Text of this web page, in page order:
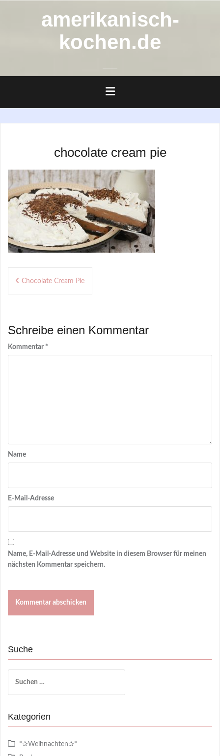
amerikanisch-
kochen.de
chocolate cream pie
Beitragsnavigation
Chocolate Cream Pie
Schreibe einen Kommentar
Kommentar *
Name
E-Mail-Adresse
Name, E-Mail-Adresse und Website in diesem Browser für meinen
nächsten Kommentar speichern.
Suche
nach:
Kategorien
*✰Weihnachten✰*